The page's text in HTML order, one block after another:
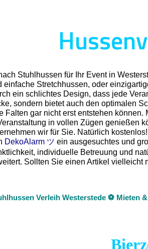
Stuhlhussen für Ihr Event in
einfache Stretchhussen, oder
ein schlichtes Design, dass jede
sondern bietet auch den optimalen
Falten gar nicht erst entstehen
in vollen Zügen genießen
wir für Sie. Natürlich
DekoAlarm ツ ein ausgesuchtes und
individuelle Betreuung und
Sollten Sie einen Artikel vielleicht
Verleih Westerstede ⚽ Mieten